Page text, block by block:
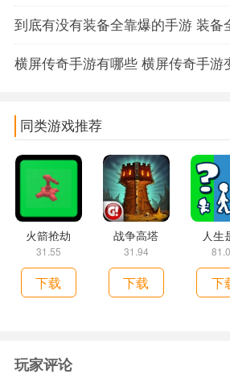
到底有没有装备全靠爆的手游 装备全靠爆的传
横屏传奇手游有哪些 横屏传奇手游变态版
同类游戏推荐
火箭抢劫
31.55
下载
战争高塔
31.94
下载
人生
下
玩家评论